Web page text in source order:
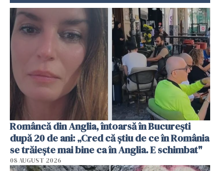
Româncă din Anglia, întoarsă în București
după 20 de ani: „Cred că știu de ce în România
se trăiește mai bine ca în Anglia. E schimbat"
08 AUGUST 2026